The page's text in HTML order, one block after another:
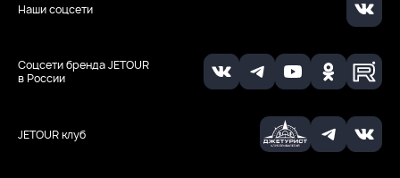
JETOUR клуб
Соцсети бренда JETOUR
в России
Наши соцсети